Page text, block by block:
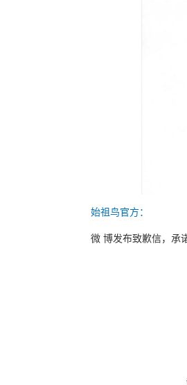
始祖鸟官方：
微 博发布致歉信，承